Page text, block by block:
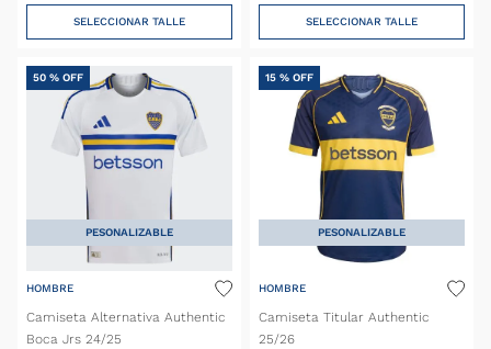
SELECCIONAR TALLE SELECCIONAR TALLE
PESONALIZABLE
50 % OFF
HOMBRE
Camiseta Alternativa Authentic
Boca Jrs 24/25
PESONALIZABLE
15 % OFF
HOMBRE
Camiseta Titular Authentic
25/26